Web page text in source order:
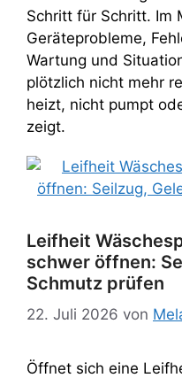
Schritt für Schritt. Im
Geräteprobleme,
Wartung und
plötzlich nicht mehr
heizt, nicht pumpt
zeigt.
Leifheit
schwer öffnen:
Schmutz prüfen
22. Juli 2026 von
Öffnet sich eine